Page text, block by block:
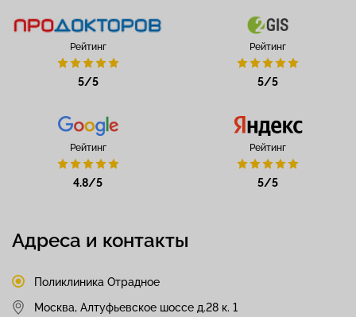
Рейтинг
5/5
Рейтинг
5/5
Рейтинг
4.8/5
Рейтинг
5/5
Адреса и контакты
Поликлиника Отрадное
Москва, Алтуфьевское шоссе д.28 к. 1